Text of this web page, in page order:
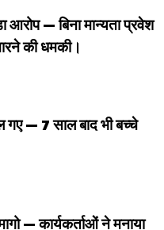
आरोप — बिना मान्यता प्रवेश
की धमकी।
गए — 7 साल बाद भी बच्चे
— कार्यकर्ताओं ने मनाया